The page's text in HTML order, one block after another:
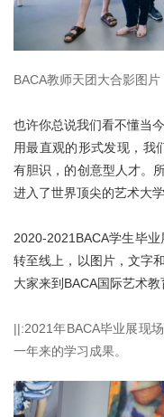
BACA教师天团大合影图片
也许你总说我们看不懂当
用最直观的形式发现，我
有胆识，的创意型人才。
进入了世界顶尖的艺术大
2020-2021BACA学生毕
转至线上，以图片，文字
大家来到BACA国际艺术
||:2021年BACA毕业展现
一年来的学习成果。